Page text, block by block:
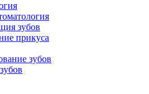
зубов
прикуса
зубов